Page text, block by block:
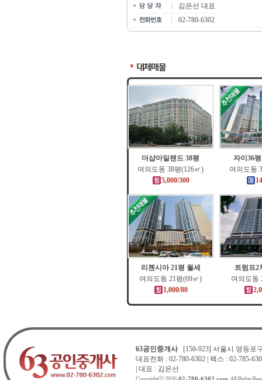
김은선 대표
02-780-6302
더샵아일랜드 38평
여의도동 38평(126㎡)
5,000/300
자이36
여의도동
리첸시아 21평 월세
여의도동 21평(69㎡)
1,000/80
트럼프2
여의도동
63공인중개사[150-923] 서울시 영등포
대표전화 : 02-780-6302 | 팩스 : 02-785-
| 대표 : 김은선